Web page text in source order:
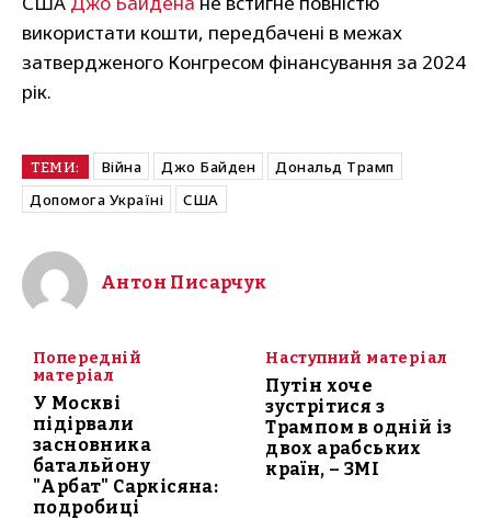
використати кошти, передбачені в межах
затвердженого Конгресом фінансування за 2024
рік.
ТЕМИ: Війна Джо Байден
Дональд Трамп
Допомога Україні
США
Антон Писарчук
Попередній
матеріал
У Москві
підірвали
засновника
батальйону
"Арбат" Саркісяна:
подробиці
Наступний матеріал
Путін хоче
зустрітися з
Трампом в одній із
двох арабських
країн, – ЗМІ